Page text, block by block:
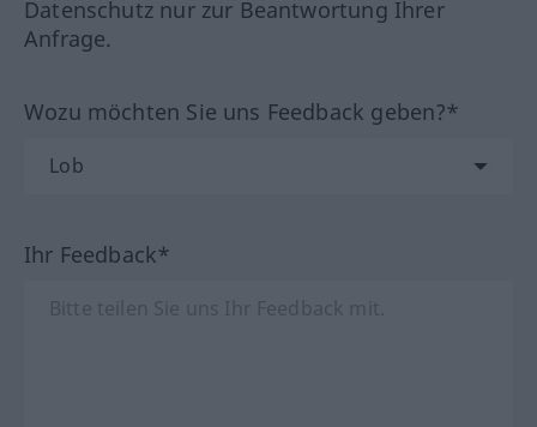
Datenschutz nur zur Beantwortung Ihrer
Anfrage.
Wozu möchten Sie uns Feedback geben?*
Ihr Feedback*